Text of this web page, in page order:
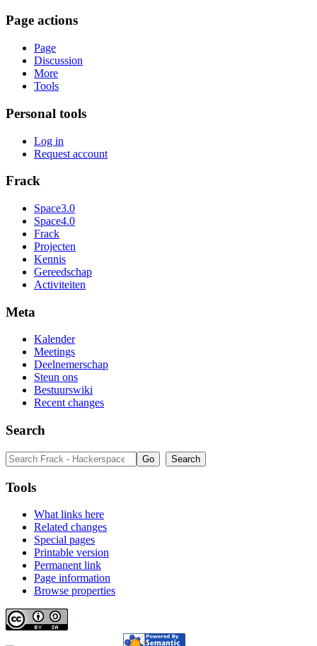
Page actions
Page
Discussion
More
Tools
Personal tools
Log in
Request account
Frack
Space3.0
Space4.0
Frack
Projecten
Kennis
Gereedschap
Activiteiten
Meta
Kalender
Meetings
Deelnemerschap
Steun ons
Bestuurswiki
Recent changes
Search
Tools
What links here
Related changes
Special pages
Printable version
Permanent link
Page information
Browse properties